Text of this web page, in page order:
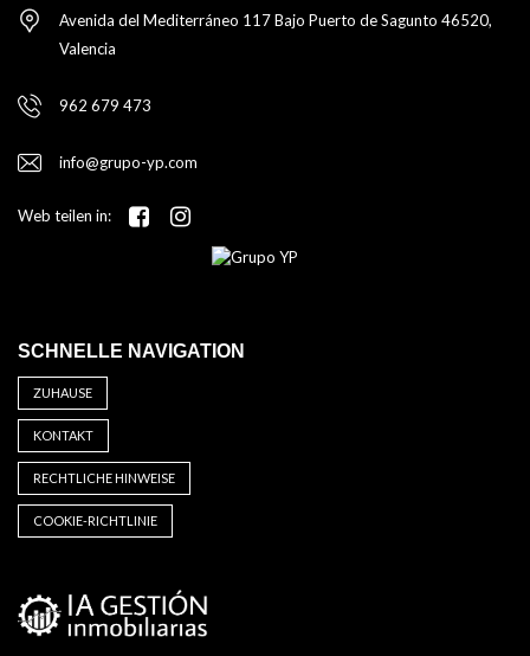
Avenida del Mediterráneo 117 Bajo Puerto de Sagunto 46520,
Valencia
962 679 473
info@grupo-yp.com
Web teilen in:
SCHNELLE NAVIGATION
ZUHAUSE
KONTAKT
RECHTLICHE HINWEISE
COOKIE-RICHTLINIE